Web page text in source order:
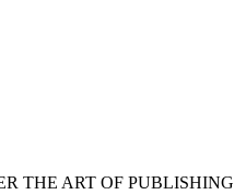
THE ART OF PUBLISHING